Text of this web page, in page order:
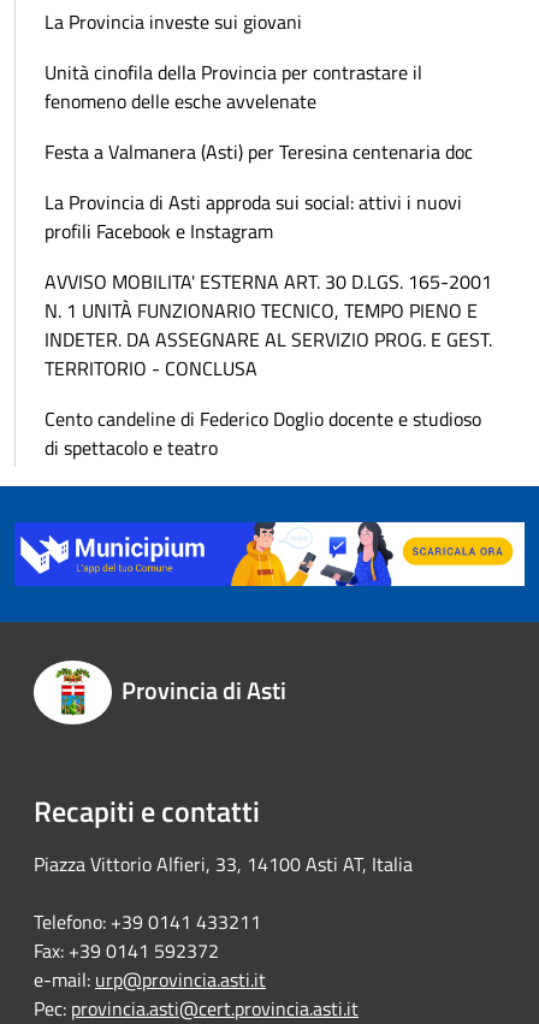
La Provincia investe sui giovani
Unità cinofila della Provincia per contrastare il
fenomeno delle esche avvelenate
Festa a Valmanera (Asti) per Teresina centenaria doc
La Provincia di Asti approda sui social: attivi i nuovi
profili Facebook e Instagram
AVVISO MOBILITA' ESTERNA ART. 30 D.LGS. 165-2001
N. 1 UNITÀ FUNZIONARIO TECNICO, TEMPO PIENO E
INDETER. DA ASSEGNARE AL SERVIZIO PROG. E GEST.
TERRITORIO - CONCLUSA
Cento candeline di Federico Doglio docente e studioso
di spettacolo e teatro
Provincia di Asti
Recapiti e contatti
Piazza Vittorio Alfieri, 33, 14100 Asti AT, Italia
Telefono: +39 0141 433211
Fax: +39 0141 592372
e-mail: urp@provincia.asti.it
Pec: provincia.asti@cert.provincia.asti.it